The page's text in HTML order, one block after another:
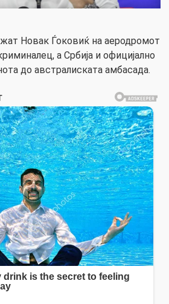
Новак Ѓоковиќ на аеродромот
а Србија и официјално
до австралиската амбасада.